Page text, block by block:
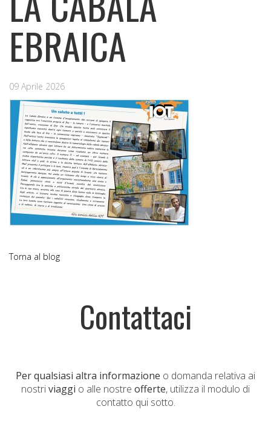
EBRAICA
09 Aprile 2026
Torna al blog
Contattaci
Per qualsiasi altra informazione o domanda relativa ai
nostriviaggi o alle nostre offerte, utilizza il modulo di
contatto qui sotto.